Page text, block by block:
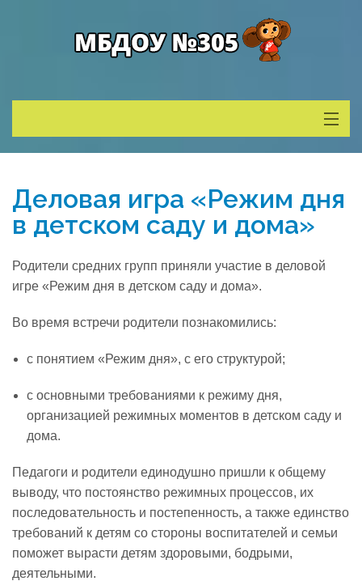
Деятельность
Противодействие коррупции
Реализация соц заказа
Деловая игра «Режим дня
в детском саду и дома»
Родители средних групп приняли участие в деловой
игре «Режим дня в детском саду и дома».
Во время встречи родители познакомились:
с понятием «Режим дня», с его структурой;
с основными требованиями к режиму дня,
организацией режимных моментов в детском саду и
дома.
Педагоги и родители единодушно пришли к общему
выводу, что постоянство режимных процессов, их
последовательность и постепенность, а также единство
требований к детям со стороны воспитателей и семьи
поможет вырасти детям здоровыми, бодрыми,
деятельными.